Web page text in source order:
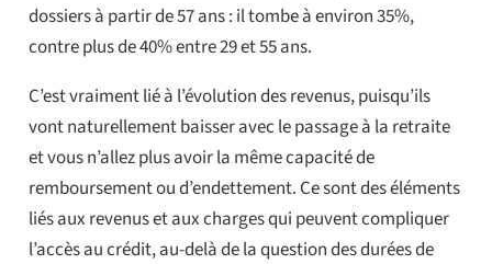
dossiers à partir de 57 ans : il tombe à environ 35%,
contre plus de 40% entre 29 et 55 ans.
C’est vraiment lié à l’évolution des revenus, puisqu’ils
vont naturellement baisser avec le passage à la retraite
et vous n’allez plus avoir la même capacité de
remboursement ou d’endettement. Ce sont des éléments
liés aux revenus et aux charges qui peuvent compliquer
l’accès au crédit, au-delà de la question des durées de